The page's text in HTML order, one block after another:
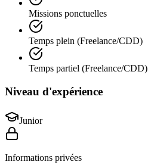
Missions ponctuelles
Temps plein (Freelance/CDD)
Temps partiel (Freelance/CDD)
Niveau d'expérience
Junior
Informations privées